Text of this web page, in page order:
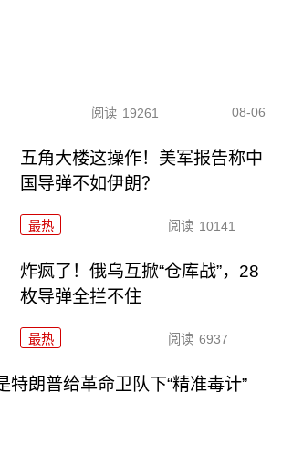
阅读 19261 08-06
五角大楼这操作！美军报告称中
国导弹不如伊朗？
最热 阅读 10141
炸疯了！俄乌互掀“仓库战”，28
枚导弹全拦不住
最热 阅读 6937
特朗普给革命卫队下“精准毒计”